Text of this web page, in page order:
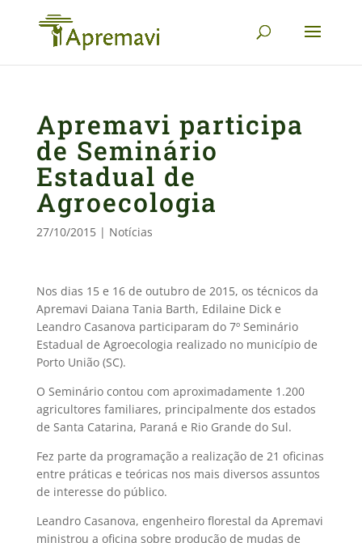
Apremavi participa
de Seminário
Estadual de
Agroecologia
27/10/2015| Notícias
Nos dias 15 e 16 de outubro de 2015, os técnicos da
Apremavi Daiana Tania Barth, Edilaine Dick e
Leandro Casanova participaram do 7º Seminário
Estadual de Agroecologia realizado no município de
Porto União (SC).
O Seminário contou com aproximadamente 1.200
agricultores familiares, principalmente dos estados
de Santa Catarina, Paraná e Rio Grande do Sul.
Fez parte da programação a realização de 21 oficinas
entre práticas e teóricas nos mais diversos assuntos
de interesse do público.
Leandro Casanova, engenheiro florestal da Apremavi
ministrou a oficina sobre produção de mudas de